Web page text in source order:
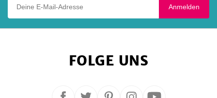
Anmelden
FOLGE UNS